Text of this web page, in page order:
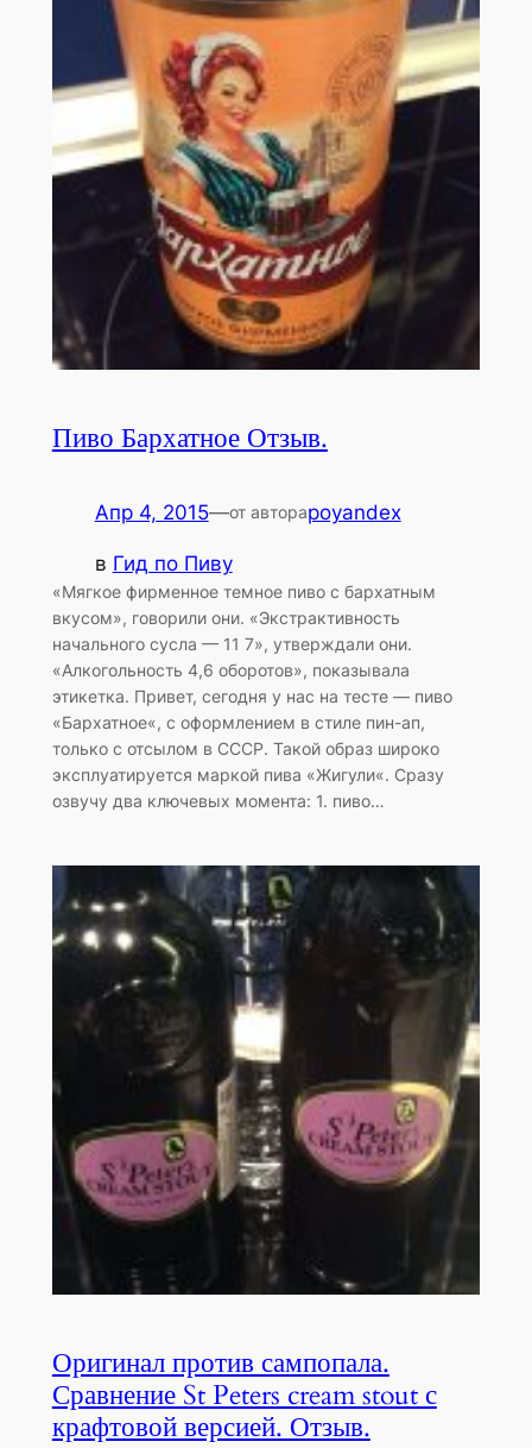
Пиво Бархатное Отзыв.
Апр 4, 2015—от автораpoyandex
в Гид по Пиву
«Мягкое фирменное темное пиво с бархатным
вкусом», говорили они. «Экстрактивность
начального сусла — 11 7», утверждали они.
«Алкогольность 4,6 оборотов», показывала
этикетка. Привет, сегодня у нас на тесте — пиво
«Бархатное«, с оформлением в стиле пин-ап,
только с отсылом в СССР. Такой образ широко
эксплуатируется маркой пива «Жигули«. Сразу
озвучу два ключевых момента: 1. пиво…
Оригинал против сампопала.
Сравнение St Peters cream stout с
крафтовой версией. Отзыв.